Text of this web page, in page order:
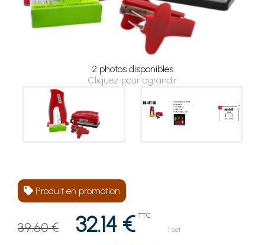
2 photos disponibles
Cliquez pour agrandir
Produit en promotion
39.60 € 32.14 € TTC
1 set